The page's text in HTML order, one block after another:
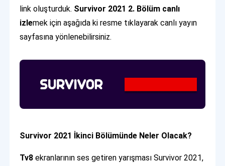
link oluşturduk. Survivor 2021 2. Bölüm canlı
izlemek için aşağıda ki resme tıklayarak canlı yayın
sayfasına yönlenebilirsiniz.
Survivor 2021 İkinci Bölümünde Neler Olacak?
Tv8 ekranlarının ses getiren yarışması Survivor 2021,